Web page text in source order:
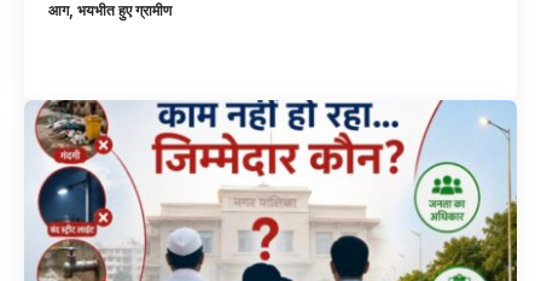
आग, भयभीत हुए ग्रामीण